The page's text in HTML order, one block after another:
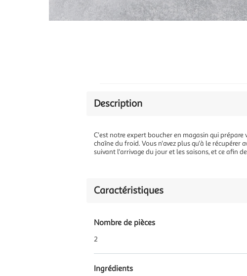
Description
C'est notre expert boucher en magasin qui
chaîne du froid. Vous n'avez plus qu'à le récupérer
suivant l'arrivage du jour et les saisons, et ce afin
Caractéristiques
Nombre de pièces
2
Ingrédients